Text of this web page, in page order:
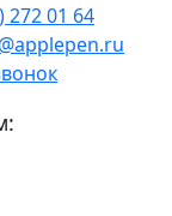
272 01 64